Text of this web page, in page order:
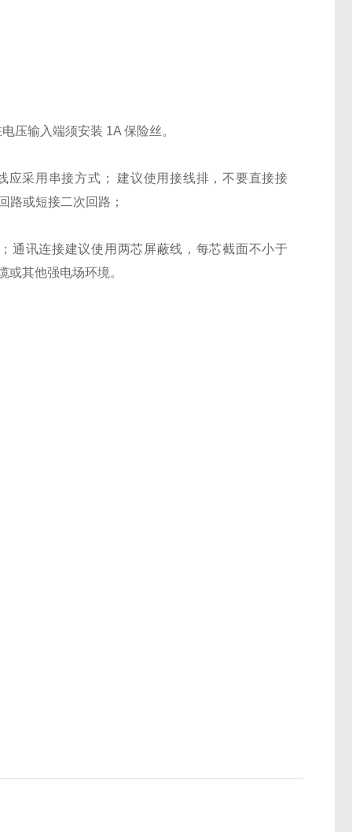
压输入端须安装 1A 保险丝。
采用串接方式； 建议使用接线排，不要直接接
路或短接二次回路；
通讯连接建议使用两芯屏蔽线，每芯截面不小于
其他强电场环境。